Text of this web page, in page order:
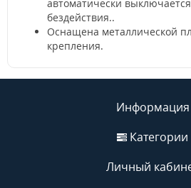
автоматически
бездействия..
Оснащена металлической
крепления.
Информация
Категории
Личный